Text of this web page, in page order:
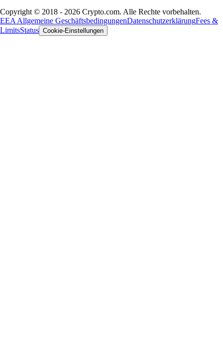
Copyright © 2018 - 2026 Crypto.com. Alle Rechte vorbehalten.
EEA Allgemeine GeschäftsbedingungenDatenschutzerklärungFees &
LimitsStatus Cookie-Einstellungen